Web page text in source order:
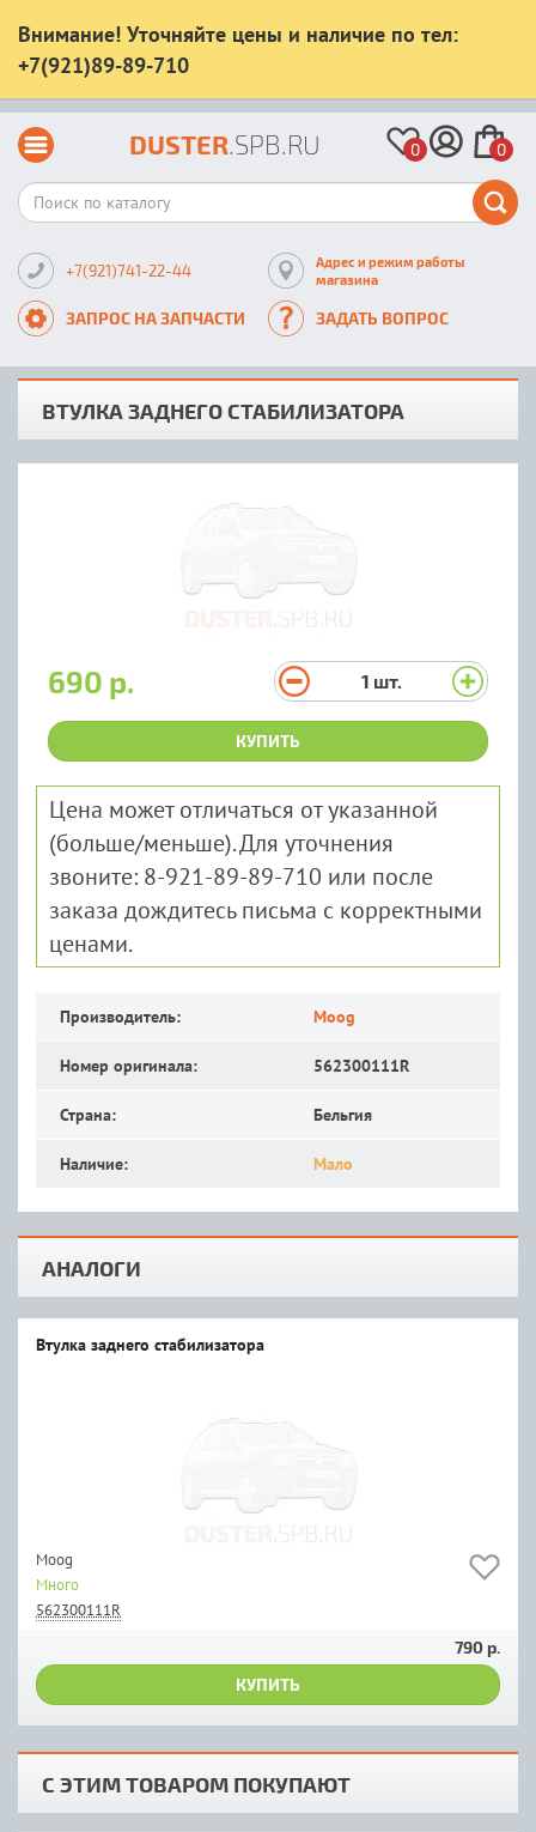
Внимание! Уточняйте цены и наличие по тел:
+7(921)89-89-710
DUSTER.SPB.RU 0 0
+7(921)741-22-44
Адрес и режим работы
магазина
ЗАПРОС НА ЗАПЧАСТИ ЗАДАТЬ ВОПРОС
ВТУЛКА ЗАДНЕГО СТАБИЛИЗАТОРА
690 р. 1 шт.
КУПИТЬ
Цена может отличаться от указанной
(больше/меньше). Для уточнения
звоните: 8-921-89-89-710 или после
заказа дождитесь письма с корректными
ценами.
Производитель: Moog
Номер оригинала: 562300111R
Страна: Бельгия
Наличие: Мало
АНАЛОГИ
Втулка заднего стабилизатора
Moog
Много
562300111R
790 р.
КУПИТЬ
С ЭТИМ ТОВАРОМ ПОКУПАЮТ